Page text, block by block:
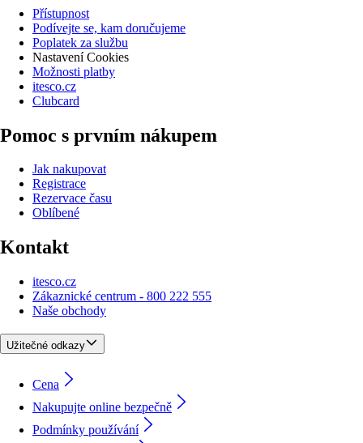
Přístupnost
Podívejte se, kam doručujeme
Poplatek za službu
Nastavení Cookies
Možnosti platby
itesco.cz
Clubcard
Pomoc s prvním nákupem
Jak nakupovat
Registrace
Rezervace času
Oblíbené
Kontakt
itesco.cz
Zákaznické centrum - 800 222 555
Naše obchody
Užitečné odkazy
Cena
Nakupujte online bezpečně
Podmínky používání